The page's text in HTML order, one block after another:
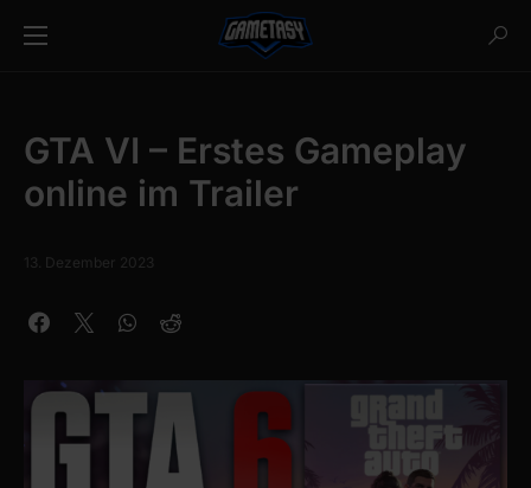
GTA VI – Erstes Gameplay
online im Trailer
13. Dezember 2023